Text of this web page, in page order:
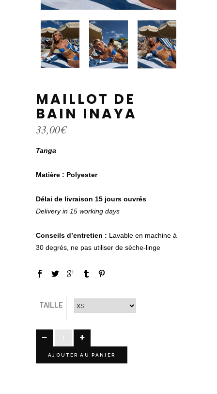
MAILLOT DE
BAIN INAYA
33,00€
Tanga
Matière : Polyester
Délai de livraison 15 jours ouvrés
Delivery in 15 working days
Conseils d’entretien : Lavable en machine à
30 degrés, ne pas utiliser de sèche-linge
TAILLE
AJOUTER AU PANIER